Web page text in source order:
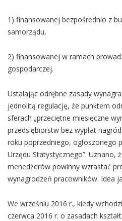
1) finansowanej bezpośrednio z
samorządu,
2) finansowanej w ramach
gospodarczej.
Ustalając odrębne zasady
jednolitą regulację, że punktem
sferach „przeciętne miesięczne
przedsiębiorstw bez wypłat
roku poprzedniego, ogłoszonego
Urzędu Statystycznego”. Uznano,
menedżerów powinny wzrastać
wynagrodzeń pracowników. Idea
We wrześniu 2016 r., kiedy
czerwca 2016 r. o zasadach